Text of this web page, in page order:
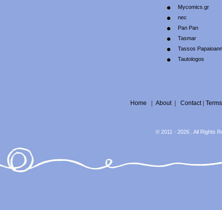
Mycomics.gr
nec
Pan Pan
Tasmar
Tassos
Tautologos
Home About| Contact| Terms
© 2011 - 2026 . All Rights